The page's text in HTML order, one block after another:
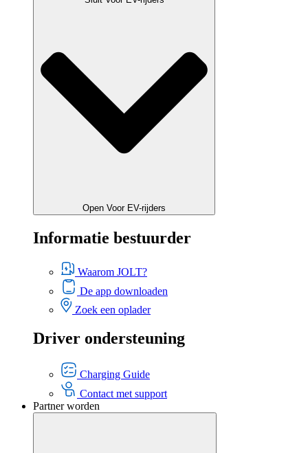
Open Voor EV-rijders
Informatie bestuurder
Waarom JOLT?
De app downloaden
Zoek een oplader
Driver ondersteuning
Charging Guide
Contact met support
Partner worden